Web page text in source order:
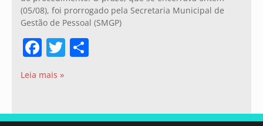
(05/08), foi prorrogado pela Secretaria Municipal de
Gestão de Pessoal (SMGP)
Facebook
Twitter
Leia mais »